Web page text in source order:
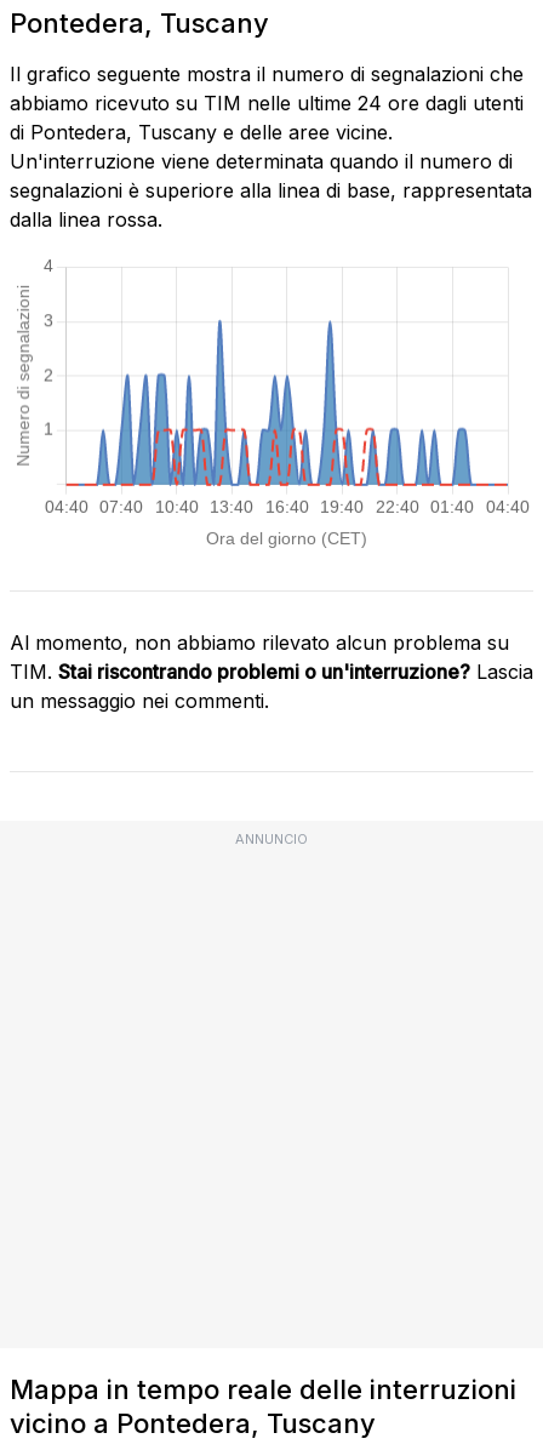
Pontedera, Tuscany
Il grafico seguente mostra il numero di segnalazioni che
abbiamo ricevuto su TIM nelle ultime 24 ore dagli utenti
di Pontedera, Tuscany e delle aree vicine.
Un'interruzione viene determinata quando il numero di
segnalazioni è superiore alla linea di base, rappresentata
dalla linea rossa.
Al momento, non abbiamo rilevato alcun problema su
TIM. Stai riscontrando problemi o un'interruzione? Lascia
un messaggio nei commenti.
ANNUNCIO
Mappa in tempo reale delle interruzioni
vicino a Pontedera, Tuscany